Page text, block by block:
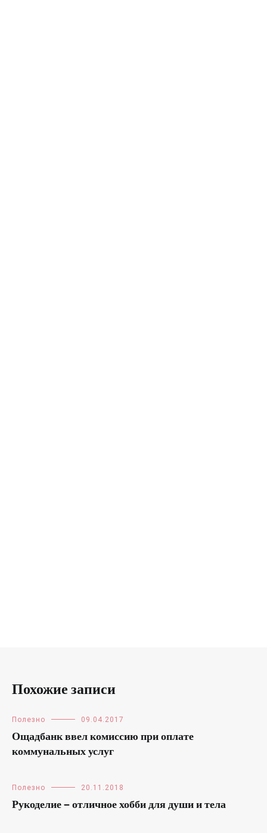
Похожие записи
Полезно 09.04.2017
Ощадбанк ввел комиссию при оплате
коммунальных услуг
Полезно 20.11.2018
Рукоделие — отличное хобби для души и тела